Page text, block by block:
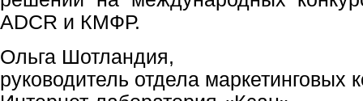
ADCR и КМФР.
Ольга Шотландия,
руководитель отдела маркетинговых